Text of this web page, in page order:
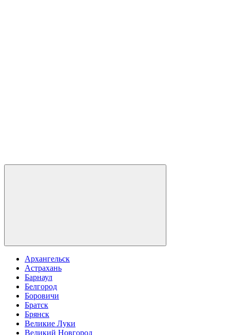
Архангельск
Астрахань
Барнаул
Белгород
Боровичи
Братск
Брянск
Великие Луки
Великий Новгород